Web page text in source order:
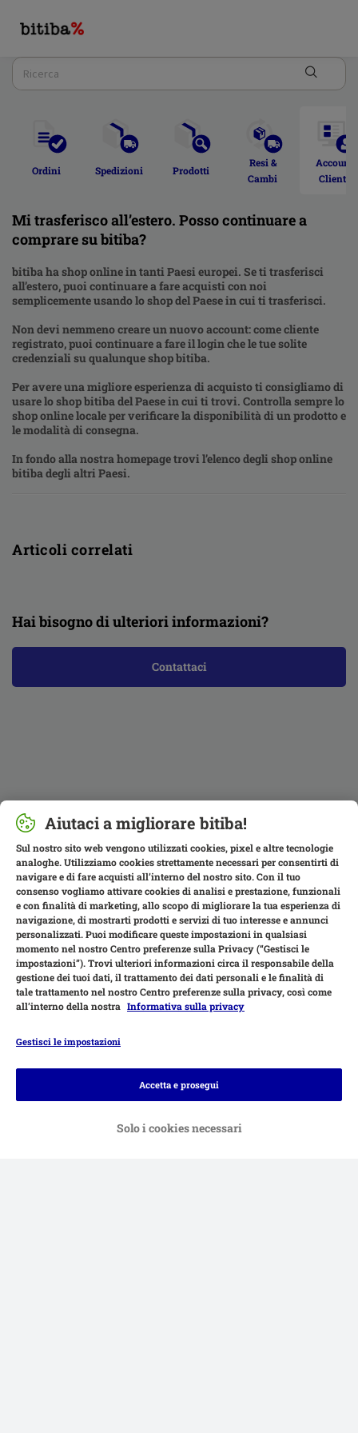
Ordini Spedizioni Prodotti
Resi &
Cambi
Account
Cliente
Mi trasferisco all’estero. Posso continuare a
comprare su bitiba?
bitiba ha shop online in tanti Paesi europei. Se ti trasferisci
all’estero, puoi continuare a fare acquisti con noi
semplicemente usando lo shop del Paese in cui ti trasferisci.
Non devi nemmeno creare un nuovo account: come cliente
registrato, puoi continuare a fare il login che le tue solite
credenziali su qualunque shop bitiba.
Per avere una migliore esperienza di acquisto ti consigliamo di
usare lo shop bitiba del Paese in cui ti trovi. Controlla sempre lo
shop online locale per verificare la disponibilità di un prodotto e
le modalità di consegna.
In fondo alla nostra homepage trovi l’elenco degli shop online
bitiba degli altri Paesi.
Articoli correlati
Hai bisogno di ulteriori informazioni?
Contattaci
Modalità di pagamento
Bonifico. Contrassegno.
Aiutaci a migliorare bitiba!
Sul nostro sito web vengono utilizzati cookies, pixel e altre tecnologie
analoghe. Utilizziamo cookies strettamente necessari per consentirti di
navigare e di fare acquisti all’interno del nostro sito. Con il tuo
consenso vogliamo attivare cookies di analisi e prestazione, funzionali
e con finalità di marketing, allo scopo di migliorare la tua esperienza di
navigazione, di mostrarti prodotti e servizi di tuo interesse e annunci
personalizzati. Puoi modificare queste impostazioni in qualsiasi
momento nel nostro Centro preferenze sulla Privacy (“Gestisci le
impostazioni”). Trovi ulteriori informazioni circa il responsabile della
gestione dei tuoi dati, il trattamento dei dati personali e le finalità di
tale trattamento nel nostro Centro preferenze sulla privacy, così come
all’interno della nostra Informativa sulla privacy
Gestisci le impostazioni
Solo i cookies necessari
Accetta e prosegui